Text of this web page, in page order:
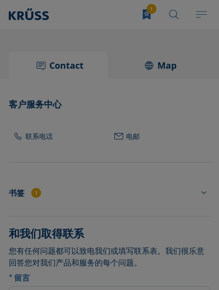
Contact Map
客户服务中心
联系电话 电邮
书签 1
和我们取得联系
您有任何问题都可以致电我们或填写联系表。我们很乐意
回答您对我们产品和服务的每个问题。
* 留言